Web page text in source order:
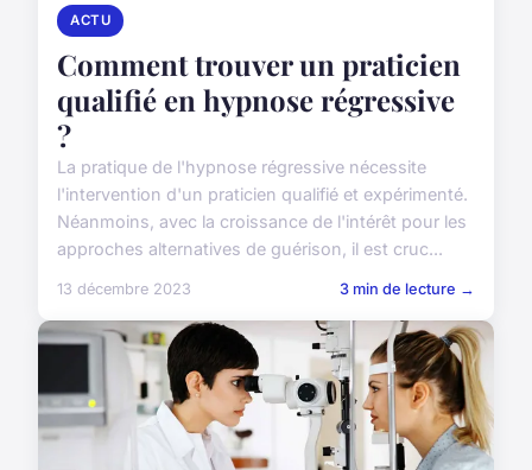
ACTU
Comment trouver un praticien
qualifié en hypnose régressive
?
La pratique de l'hypnose régressive nécessite
l'intervention d'un praticien qualifié et expérimenté.
Néanmoins, avec la croissance de l'intérêt pour les
approches alternatives de guérison, il est cruc...
13 décembre 2023 3 min de lecture →